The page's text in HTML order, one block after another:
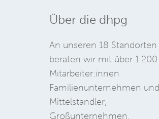
Über die dhpg
An unseren 18 Standorten
beraten wir mit über 1.200
Mitarbeiter:innen
Familienunternehmen und
Mittelständler,
Großunternehmen,